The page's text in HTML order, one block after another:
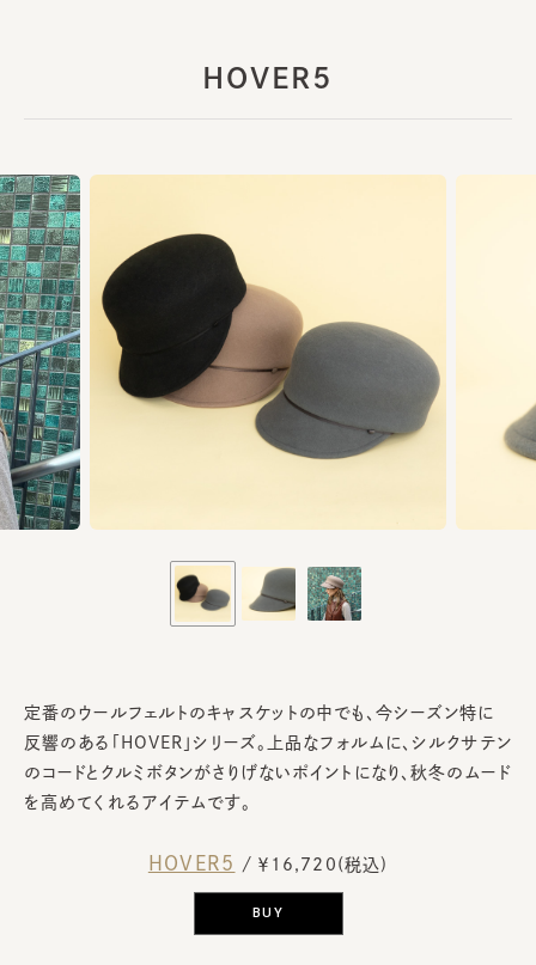
HOVER5
定番のウールフェルトのキャスケットの中でも、今シーズン特に
反響のある「HOVER」シリーズ。上品なフォルムに、シルクサテン
のコードとクルミボタンがさりげないポイントになり、秋冬のムード
を高めてくれるアイテムです。
HOVER5 / ￥16,720(税込)
BUY